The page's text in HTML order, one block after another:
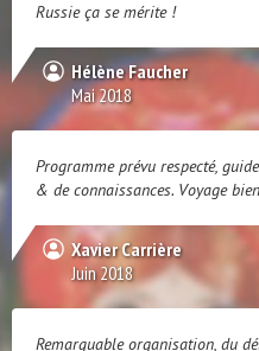
Russie ça se mérite !
Hélène Faucher
Mai 2018
Programme prévu respecté,
& de connaissances. Voyage
Xavier Carrière
Juin 2018
Remarquable organisation, du